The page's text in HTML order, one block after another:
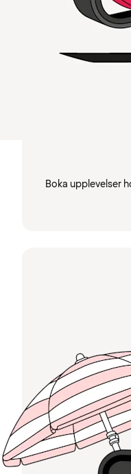
Boka upplevelser